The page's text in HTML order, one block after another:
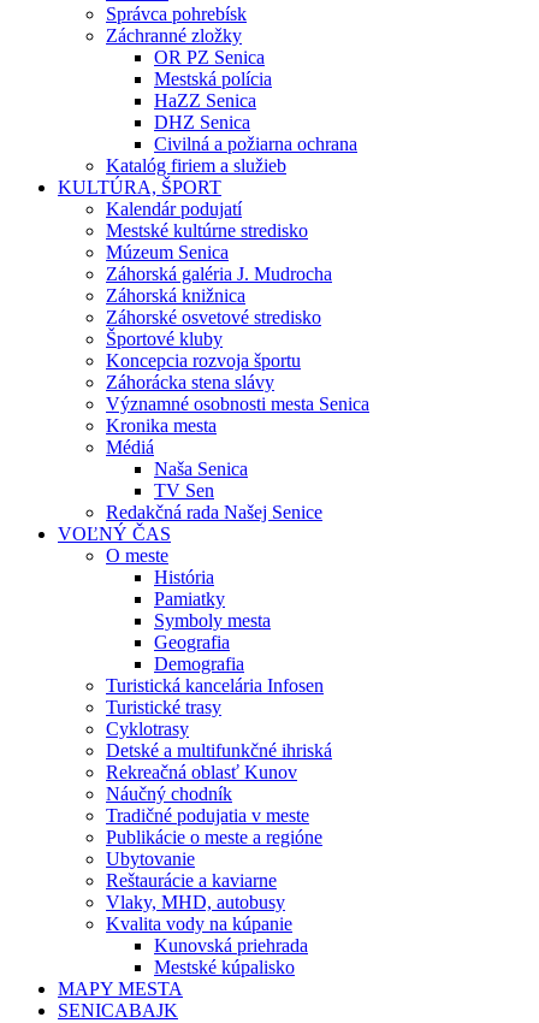
Správca pohrebísk
Záchranné zložky
OR PZ Senica
Mestská polícia
HaZZ Senica
DHZ Senica
Civilná a požiarna ochrana
Katalóg firiem a služieb
KULTÚRA, ŠPORT
Kalendár podujatí
Mestské kultúrne stredisko
Múzeum Senica
Záhorská galéria J. Mudrocha
Záhorská knižnica
Záhorské osvetové stredisko
Športové kluby
Koncepcia rozvoja športu
Záhorácka stena slávy
Významné osobnosti mesta Senica
Kronika mesta
Médiá
Naša Senica
TV Sen
Redakčná rada Našej Senice
VOĽNÝ ČAS
O meste
História
Pamiatky
Symboly mesta
Geografia
Demografia
Turistická kancelária Infosen
Turistické trasy
Cyklotrasy
Detské a multifunkčné ihriská
Rekreačná oblasť Kunov
Náučný chodník
Tradičné podujatia v meste
Publikácie o meste a regióne
Ubytovanie
Reštaurácie a kaviarne
Vlaky, MHD, autobusy
Kvalita vody na kúpanie
Kunovská priehrada
Mestské kúpalisko
MAPY MESTA
SENICABAJK